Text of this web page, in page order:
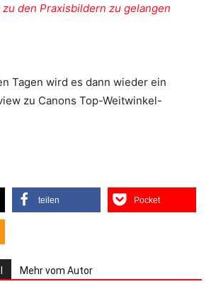
den Praxisbildern zu gelangen
Tagen wird es dann wieder ein
zu Canons Top-Weitwinkel-
teilen Pocket
Mehr vom Autor